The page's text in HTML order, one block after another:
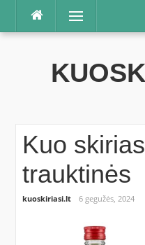
Praleisti
Meniu
Kuo
trauktinės
kuoskiriasi.lt 6 gegužės, 2024